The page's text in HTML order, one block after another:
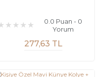
0.0 Puan - 0
Yorum
277,63 TL